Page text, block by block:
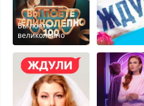
Вы поете
великолепно